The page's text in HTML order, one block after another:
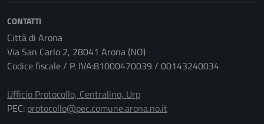
CONTATTI
Città di Arona
Via San Carlo 2, 28041 Arona (NO)
Codice fiscale / P. IVA:81000470039 / 00143240034
Ufficio Protocollo, Centralino, Urp
PEC: protocollo@pec.comune.arona.no.it